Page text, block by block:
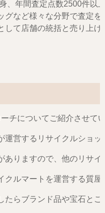
、年間査定点数2500件以
グなど様々な分野で査定を
して店舗の統括と売り上
チについてご紹介させて
運営するリサイクルショッ
ありますので、他のリサ
クルマートを運営する質
たらブランド品や宝石と